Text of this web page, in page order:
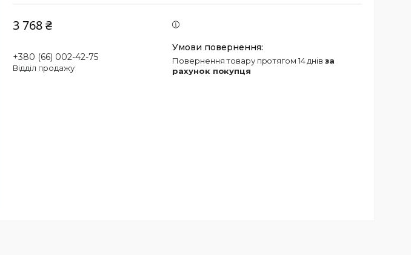
3 768 ₴
+380 (66) 002-42-75
Відділ продажу
повернення товару протягом 14 днів за
рахунок покупця